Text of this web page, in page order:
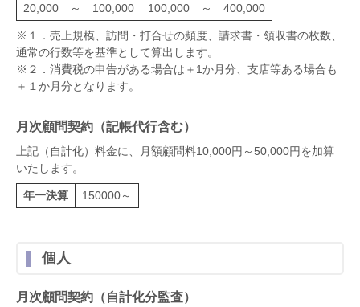
20,000 ～ 100,000
100,000 ～ 400,000
※１．売上規模、訪問・打合せの頻度、請求書・領収書の枚数、
通常の行数等を基準として算出します。
※２．消費税の申告がある場合は＋1か月分、支店等ある場合も
＋１か月分となります。
月次顧問契約（記帳代行含む）
上記（自計化）料金に、月額顧問料10,000円～50,000円を加算
いたします。
年一決算 150000～
個人
月次顧問契約（自計化分監査）